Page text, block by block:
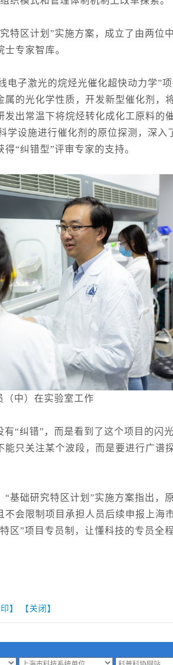
区计划”实施方案，成立了由两位
专家智库。
子激光的烷烃光催化超快动力学”项
的光化学性质，开发新型催化剂，
出常温下将烷烃转化成化工原料的
设施进行催化剂的原位探测，深入
“纠错型”评审专家的支持。
（中）在实验室工作
纠错”，而是看到了这个项目的闪
只关注某个波段，而是要进行广谱
础研究特区计划”实施方案指出，
会限制项目承担人员后续申报上海
区”项目专员制，让懂科技的专员全
】 【关闭】